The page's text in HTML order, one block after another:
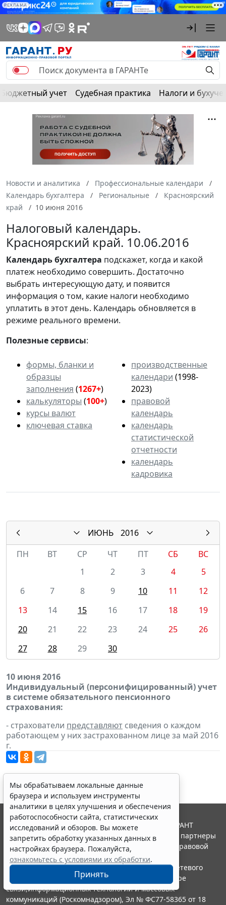
РЕКЛАМА
Бюджетный учет Судебная практика Налоги и
Новости и аналитика
Профессиональные календари
Календарь бухгалтера
Региональные
Красноярский
край
10 июня 2016
Налоговый календарь.
Красноярский край. 10.06.2016
Календарьбухгалтера подскажет, когда и какой
платеж необходимо совершить. Достаточно
выбрать интересующую дату, и появится
информация о том, какие налоги необходимо
уплатить в этот день. Календарь обновляется в
режиме реального времени.
Полезные сервисы:
формы, бланки и
образцы
заполнения (1267+)
калькуляторы (100+)
курсы валют
ключевая ставка
производственные
календари (1998-
2023)
правовой
календарь
календарь
статистической
отчетности
календарь
кадровика
ИЮНЬ
2016
ПН
ВТ СР ЧТ ПТ СБ
ВС
1
2 3 4
5
6
7 8 9 10 11
12
13
14 15 16 17 18
19
20
21 22 23 24 25
26
27
28 29 30
10 июня 2016
Индивидуальный (персонифицированный) учет
в системе обязательного пенсионного
страхования:
- страхователи представляют сведения о каждом
работающем у них застрахованном лице за май 2016
г.
Мы обрабатываем локальные данные
браузера и используем инструменты
аналитики в целях улучшения и обеспечения
работоспособности сайта, статистических
исследований и обзоров. Вы можете
запретить обработку указанных данных в
настройках браузера. Пожалуйста,
ознакомьтесь с условиями их обработки.
Принять
© ООО "НПП "ГАРАНТ-СЕРВИС", 2026. Система ГАРАНТ
выпускается с 1990 года. Компания "Гарант" и ее партнеры
являются участниками Российской ассоциации правовой
информации ГАРАНТ.
Портал ГАРАНТ.РУ зарегистрирован в качестве сетевого
издания Федеральной службой по надзору в сфере
связи,информационных технологий и массовых
коммуникаций (Роскомнадзором), Эл № ФС77-58365 от 18